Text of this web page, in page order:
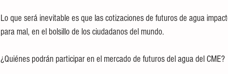
Lo que será inevitable es que las cotizaciones de futuros de agua
para mal, en el bolsillo de los ciudadanos del mundo.
¿Quiénes podrán participar en el mercado de futuros del agua del CME?